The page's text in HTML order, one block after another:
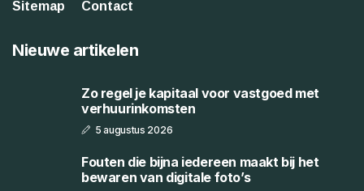
Sitemap
Contact
Nieuwe artikelen
Zo regel je kapitaal voor vastgoed met
verhuurinkomsten
5 augustus 2026
Fouten die bijna iedereen maakt bij het
bewaren van digitale foto’s